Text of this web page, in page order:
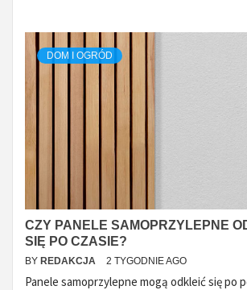
DOM I OGRÓD
CZY PANELE SAMOPRZYLEPNE
SIĘ PO CZASIE?
BY REDAKCJA 2 TYGODNIE AGO
Panele samoprzylepne mogą odkleić się po